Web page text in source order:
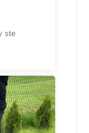
ste